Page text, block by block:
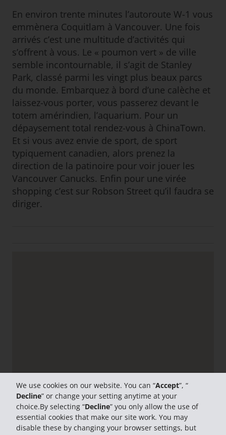
We use cookies on our website. You can “Accept”, “
Decline” or change your setting anytime at your
choice.By selecting “Decline” you only allow the use of
essential cookies that make our site work. You may
disable these by changing your browser settings, but
En environ trente minutes l’autoroute W-1 vous
emmènera Coquitlam à Vancouver. Une fois
arrivés c’est une multitude d’activités qui
s’offrent à vous. Le « poumon vert » de ville
semble incontournable, il s’agit de Stanley
Park, classé parmi les vingt plus beaux parcs
du monde. Embarquez à bord d’une calèche et
laissez-vous porter, vous passerez devant le
totem amérindien, l’aquarium. Pour un
dépaysement total rendez-vous à ChinaTown.
Et si vous avez envie de sport, de sport
typiquement canadien, alors prenez la
direction de la patinoire pour voir jouer les
Vancouver Canucks. Enfin pour une virée
shopping c’est sur Robson Street qu’il faudra se
diriger.